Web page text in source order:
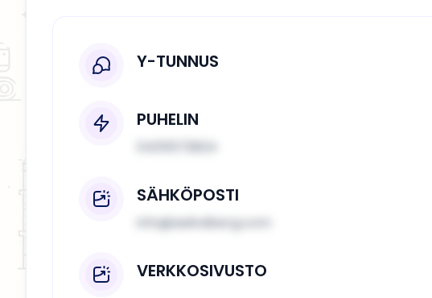
Y-TUNNUS
PUHELIN
SÄHKÖPOSTI
info@aslindberg.com
VERKKOSIVUSTO